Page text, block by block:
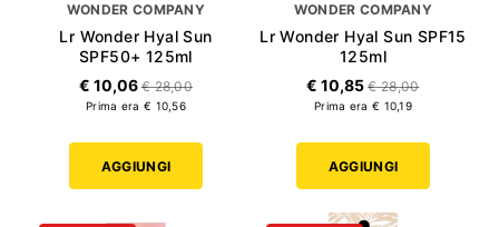
WONDER COMPANY
Lr Wonder Hyal Sun
SPF50+ 125ml
€ 10,06 € 28,00
Prima era € 10,56
AGGIUNGI
WONDER COMPANY
Lr Wonder Hyal Sun SPF15
125ml
€ 10,85€ 28,00
Prima era € 10,19
AGGIUNGI